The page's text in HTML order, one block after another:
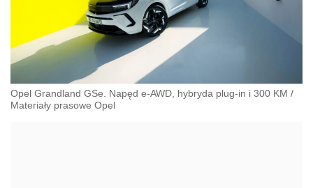
Opel Grandland GSe. Napęd e-AWD, hybryda plug-in i 300 KM /
Materiały prasowe Opel